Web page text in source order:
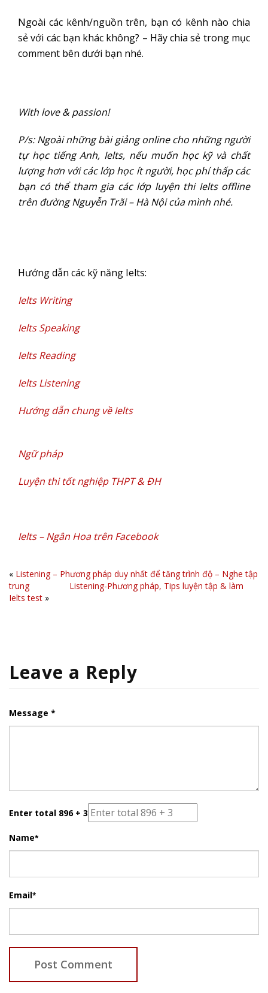
Ngoài các kênh/nguồn trên, bạn có kênh nào chia
sẻ với các bạn khác không? – Hãy chia sẻ trong mục
comment bên dưới bạn nhé.
With love & passion!
P/s: Ngoài những bài giảng online cho những người
tự học tiếng Anh, Ielts, nếu muốn học kỹ và chất
lượng hơn với các lớp học ít người, học phí thấp các
bạn có thể tham gia các lớp luyện thi Ielts offline
trên đường Nguyễn Trãi – Hà Nội của mình nhé.
Hướng dẫn các kỹ năng Ielts:
Ielts Writing
Ielts Speaking
Ielts Reading
Ielts Listening
Hướng dẫn chung về Ielts
Ngữ pháp
Luyện thi tốt nghiệp THPT & ĐH
Ielts – Ngân Hoa trên Facebook
« Listening – Phương pháp duy nhất để tăng trình độ – Nghe tập
trung
Listening-Phương pháp, Tips luyện tập & làm
Ielts test »
Leave a Reply
Message *
Enter total 896 + 3
Name*
Email*